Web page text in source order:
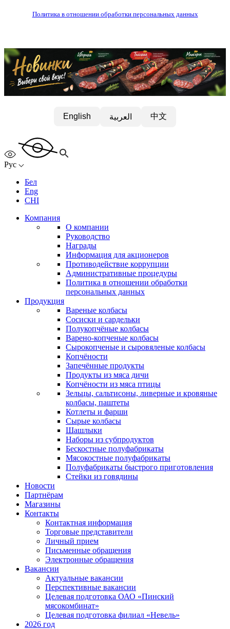
Политика в отношении обработки персональных данных
English العربية 中文
Рус
Бел
Eng
CHI
Компания
О компании
Руководство
Награды
Информация для акционеров
Противодействие коррупции
Административные процедуры
Политика в отношении обработки
персональных данных
Продукция
Вареные колбасы
Сосиски и сардельки
Полукопчёные колбасы
Варено-копченые колбасы
Сырокопченые и сыровяленые колбасы
Копчёности
Запечённые продукты
Продукты из мяса дичи
Копчёности из мяса птицы
Зельцы, сальтисоны, ливерные и кровяные
колбасы, паштеты
Котлеты и фарши
Сырые колбасы
Шашлыки
Наборы из субпродуктов
Бескостные полуфабрикаты
Мясокостные полуфабрикаты
Полуфабрикаты быстрого приготовления
Стейки из говядины
Новости
Партнёрам
Магазины
Контакты
Контактная информация
Торговые представители
Личный прием
Письменные обращения
Электронные обращения
Вакансии
Актуальные вакансии
Перспективные вакансии
Целевая подготовка ОАО «Пинский
мясокомбинат»
Целевая подготовка филиал «Невель»
2026 год